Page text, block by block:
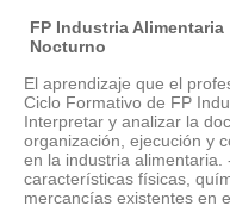
FP Industria Alimentaria
Nocturno
El aprendizaje que el
Ciclo Formativo de FP
Interpretar y analizar la
organización, ejecución y
en la industria
características físicas,
mercancías existentes en